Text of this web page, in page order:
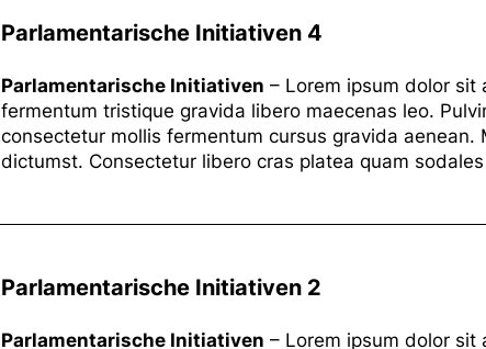
Parlamentarische Initiativen 4
Parlamentarische Initiativen – Lorem ipsum dolor sit
fermentum tristique gravida libero maecenas leo.
consectetur mollis fermentum cursus gravida
dictumst. Consectetur libero cras platea quam
Parlamentarische Initiativen 2
Parlamentarische Initiativen – Lorem ipsum dolor sit